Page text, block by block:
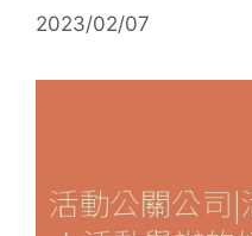
2023/02/07